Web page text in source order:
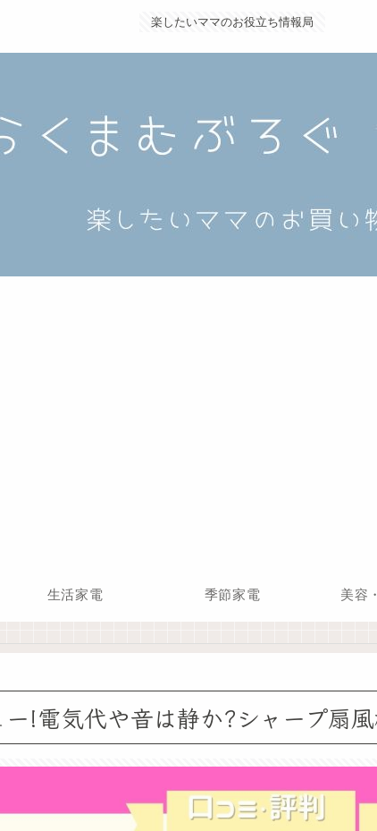
楽したいママのお役立ち情報局
生活家電 季節家電 美容
!電気代や音は静か?シャープ扇